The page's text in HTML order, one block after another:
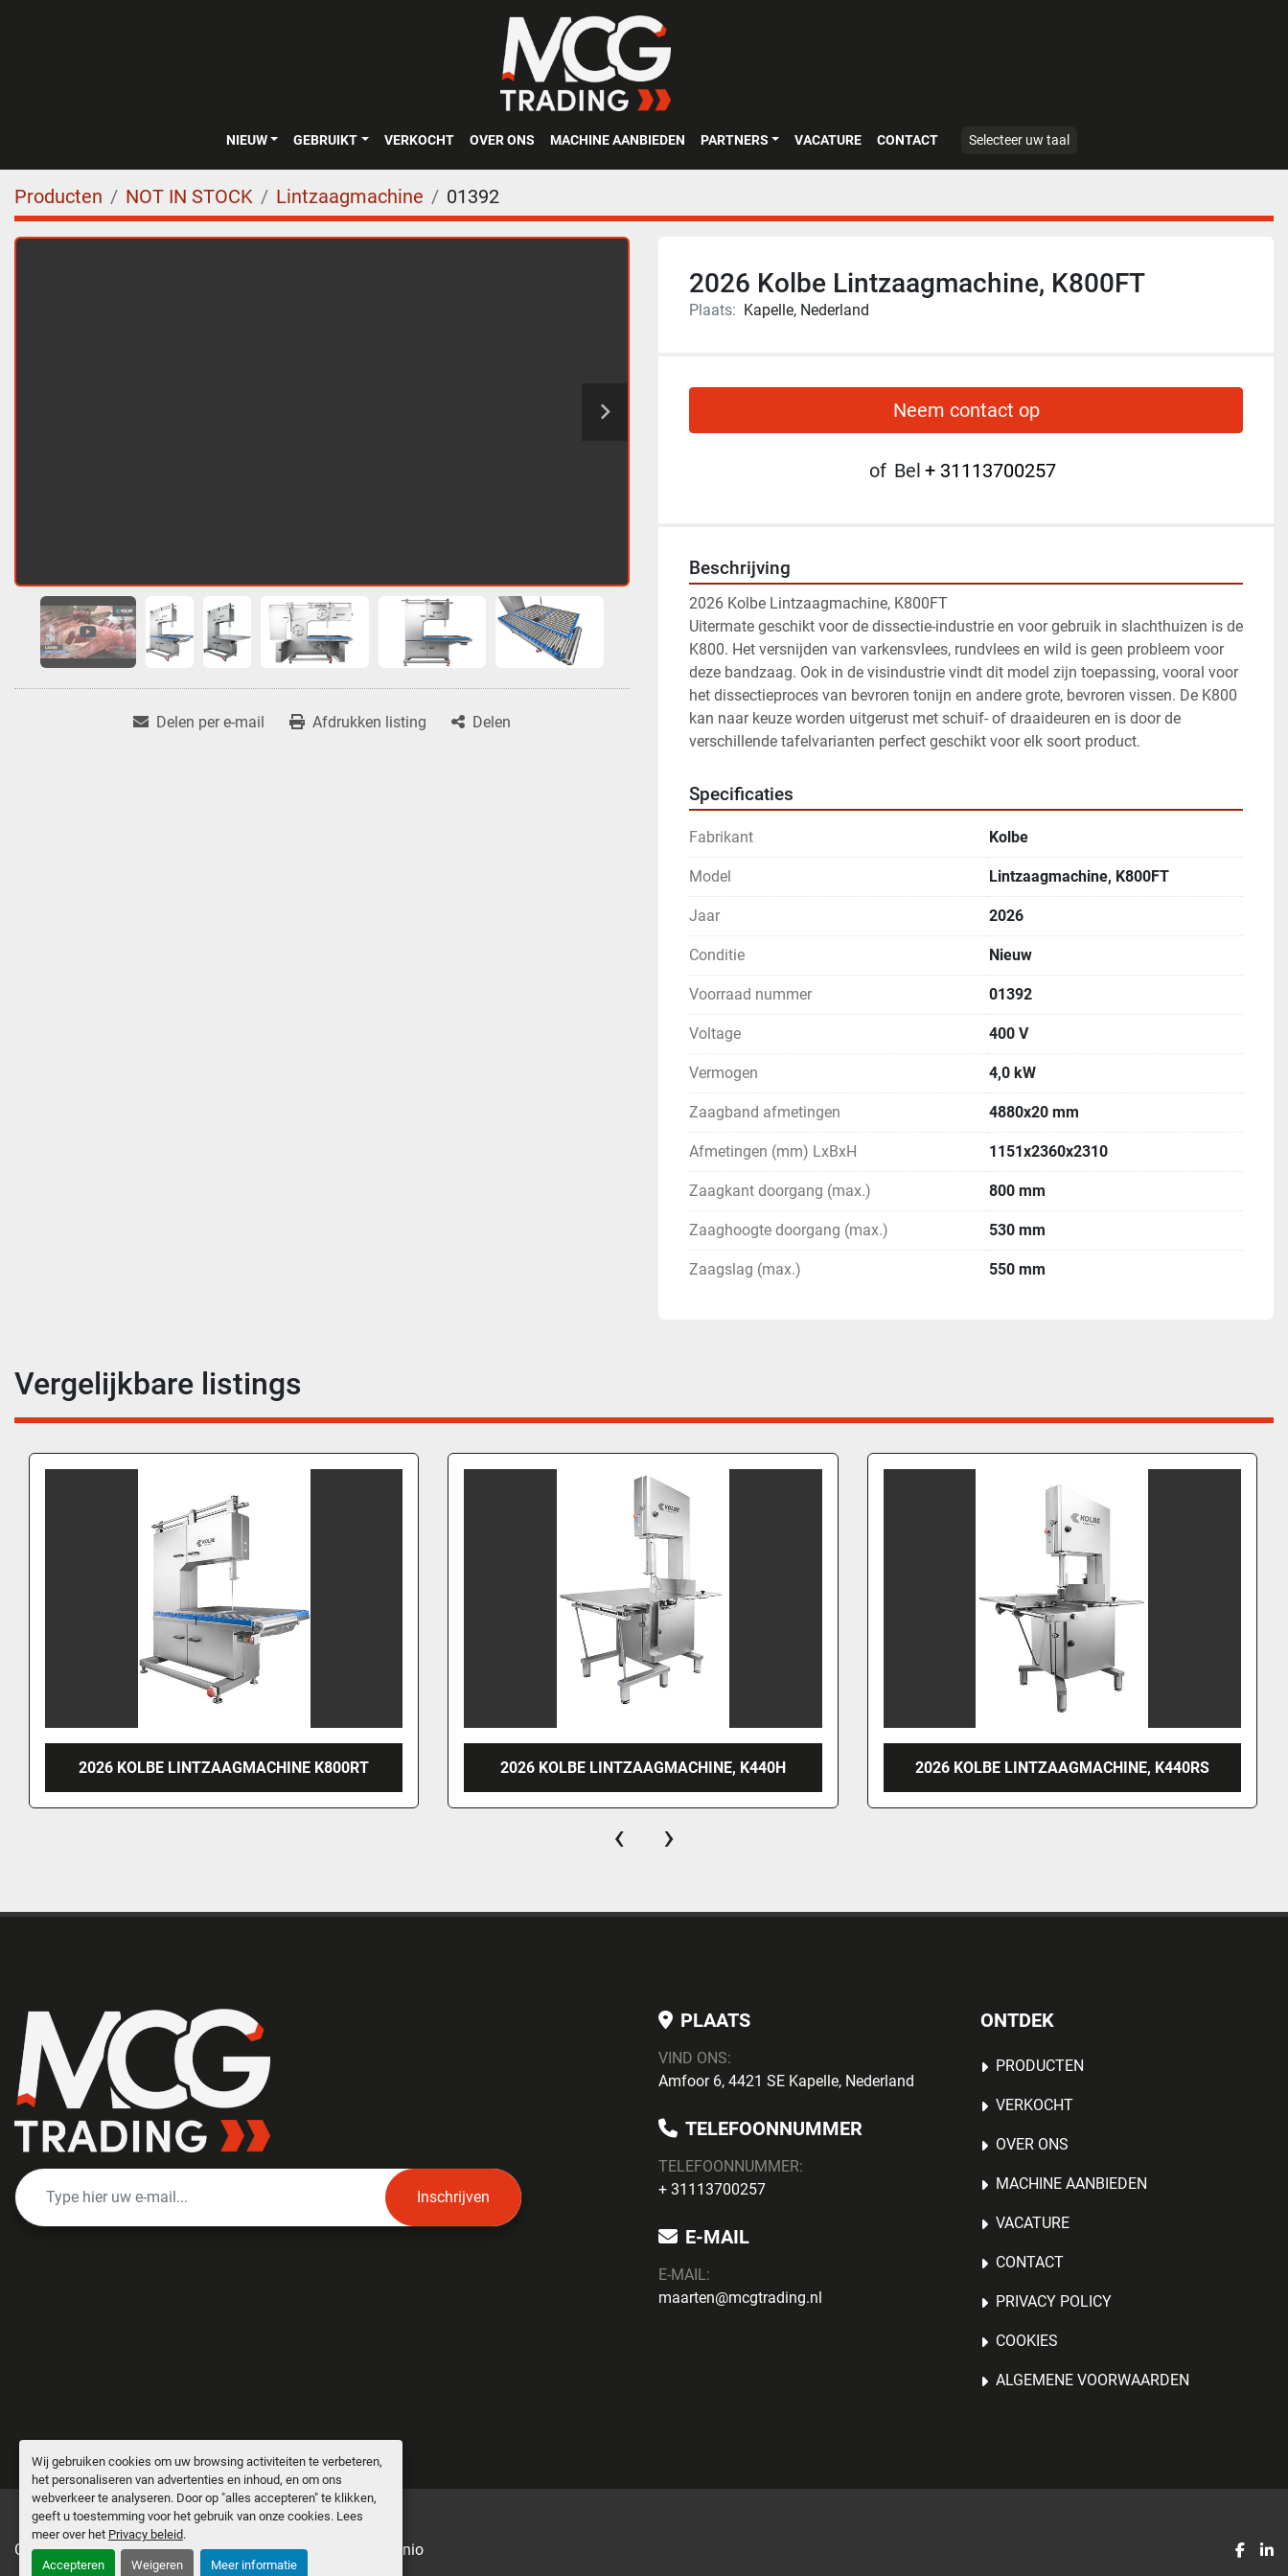
Wij gebruiken cookies om uw browsing activiteiten te verbeteren,
het personaliseren van advertenties en inhoud, en om ons
webverkeer te analyseren. Door op "alles accepteren" te klikken,
geeft u toestemming voor het gebruik van onze cookies. Lees
meer over het Privacy beleid.
Accepteren Weigeren Meer informatie
NIEUW GEBRUIKT VERKOCHT OVER ONS MACHINE AANBIEDEN PARTNERS VACATURE CONTACT Selecteer uw taal
Producten NOT IN STOCK Lintzaagmachine 01392
Delen per e-mail Afdrukken listing Delen
2026 Kolbe Lintzaagmachine, K800FT
Plaats: Kapelle, Nederland
Neem contact op
of Bel + 31113700257
Beschrijving
2026 Kolbe Lintzaagmachine, K800FT
Uitermate geschikt voor de dissectie-industrie en voor gebruik in slachthuizen is de
K800. Het versnijden van varkensvlees, rundvlees en wild is geen probleem voor
deze bandzaag. Ook in de visindustrie vindt dit model zijn toepassing, vooral voor
het dissectieproces van bevroren tonijn en andere grote, bevroren vissen. De K800
kan naar keuze worden uitgerust met schuif- of draaideuren en is door de
verschillende tafelvarianten perfect geschikt voor elk soort product.
Specificaties
Fabrikant Kolbe
Model Lintzaagmachine, K800FT
Jaar 2026
Conditie Nieuw
Voorraad nummer 01392
Voltage 400 V
Vermogen 4,0 kW
Zaagband afmetingen 4880x20 mm
Afmetingen (mm) LxBxH 1151x2360x2310
Zaagkant doorgang (max.) 800 mm
Zaaghoogte doorgang (max.) 530 mm
Zaagslag (max.) 550 mm
Vergelijkbare listings
K800RT 2026 KOLBE LINTZAAGMACHINE, K440H 2026 KOLBE LINTZAAGMACHINE, K440RS 2026 KOLBE BAND SAW,
‹ ›
Inschrijven
PLAATS
VIND ONS:
Amfoor 6, 4421 SE Kapelle, Nederland
TELEFOONNUMMER
TELEFOONNUMMER:
+ 31113700257
E-MAIL
E-MAIL:
maarten@mcgtrading.nl
ONTDEK
PRODUCTEN
VERKOCHT
OVER ONS
MACHINE AANBIEDEN
VACATURE
CONTACT
PRIVACY POLICY
COOKIES
ALGEMENE VOORWAARDEN
Cookies beheren Machinio Systemwebsite door Machinio